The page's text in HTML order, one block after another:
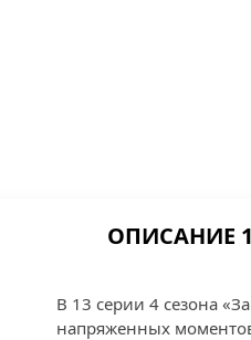
ОПИСАНИЕ
В 13 серии 4 сезона
напряженных